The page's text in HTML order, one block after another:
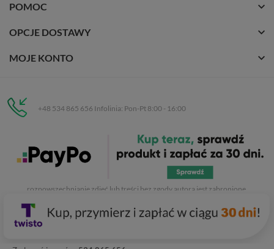
POMOC
OPCJE DOSTAWY
MOJE KONTO
+48 534 865 656 Infolinia: Pon-Pt 8:00 - 16:00
C.H. Respan, Rejtana 53a/250
35-326 Rzeszów
. Kopiowanie, przetwarzanie,
rozpowszechnianie zdjęć lub treści bez zgody autora jest zabronione.